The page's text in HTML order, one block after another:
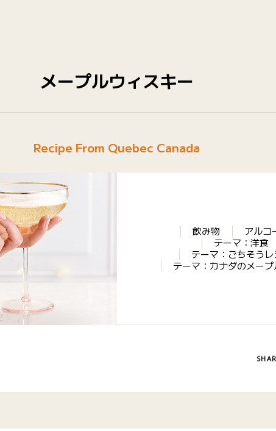
メープルウィスキー
Recipe From Quebec Canada
飲み物
アルコ
テーマ：洋食
テーマ：ごちそうレ
テーマ：カナダのメー